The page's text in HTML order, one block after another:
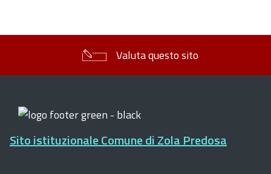
Valuta questo sito
Sito istituzionale Comune di Zola Predosa